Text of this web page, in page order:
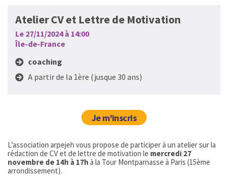
Atelier CV et Lettre de Motivation
Le 27/11/2024 à 14:00
Île-de-France
coaching
A partir de la 1ère (jusque 30 ans)
Je m'inscris
L’association arpejeh vous propose de participer à un atelier sur la
rédaction de CV et de lettre de motivation le mercredi 27
novembre de 14h à 17h à la Tour Montparnasse à Paris (15ème
arrondissement).